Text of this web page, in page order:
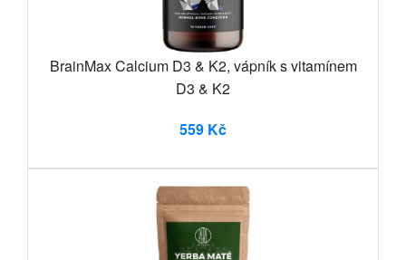
BrainMax Calcium D3 & K2, vápník s vitamínem
D3 & K2
559 Kč